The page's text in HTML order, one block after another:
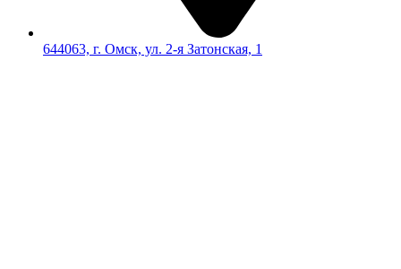
644063, г. Омск, ул. 2-я Затонская, 1